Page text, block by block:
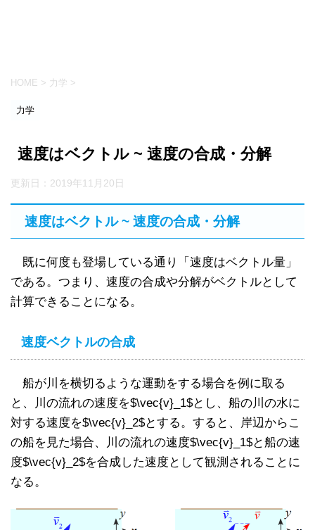
HOME > 力学 >
力学
速度はベクトル ~ 速度の合成・分解
更新日： 2019年11月20日
速度はベクトル ~ 速度の合成・分解
既に何度も登場している通り「速度はベクトル量」
である。つまり、速度の合成や分解がベクトルとして
計算できることになる。
速度ベクトルの合成
船が川を横切るような運動をする場合を例に取る
と、川の流れの速度を$\vec{v}_1$とし、船の川の水に
対する速度を$\vec{v}_2$とする。すると、岸辺からこ
の船を見た場合、川の流れの速度$\vec{v}_1$と船の速
度$\vec{v}_2$を合成した速度として観測されることに
なる。